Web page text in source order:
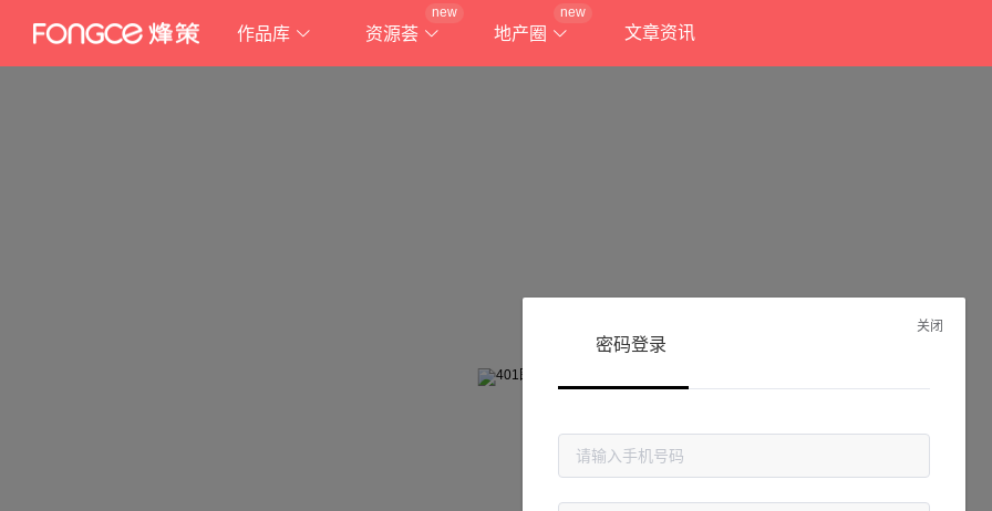
作品库 资源荟
new
地产圈
new
文章资讯
抱歉!
关闭
密码登录